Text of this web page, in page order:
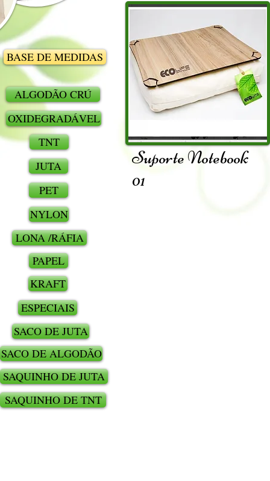
BASE DE MEDIDAS
Suporte Notebook
01
SACO DE JUTA
SACO DE ALGODÃO
SAQUINHO DE JUTA
SAQUINHO DE TNT
OXIDEGRADÁVEL
ALGODÃO CRÚ
TNT
JUTA
PET
NYLON
LONA /RÁFIA
PAPEL
KRAFT
ESPECIAIS